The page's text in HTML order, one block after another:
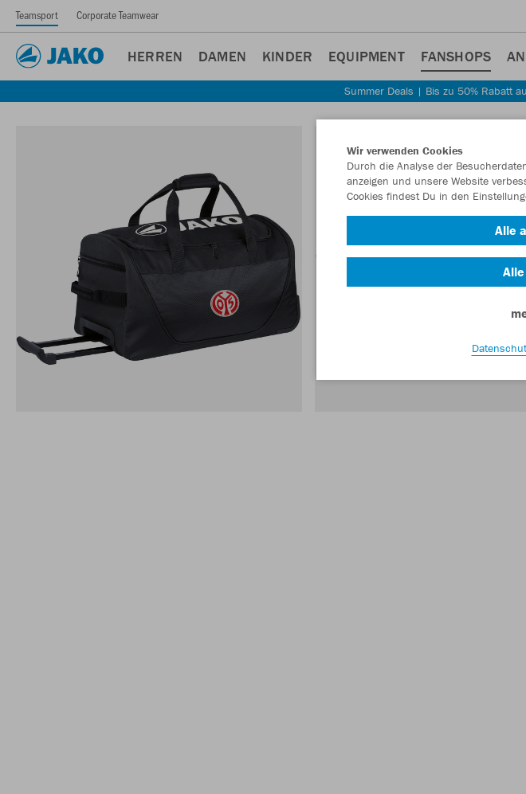
Teamsport Corporate Teamwear
HERREN DAMEN KINDER EQUIPMENT FANSHOPS
Summer Deals | Bis zu 50% Rabatt
Wir verwenden Cookies
Durch die Analyse der
anzeigen und unsere Website
Cookies findest Du in den
Alle